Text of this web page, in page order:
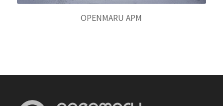
OPENMARU APM